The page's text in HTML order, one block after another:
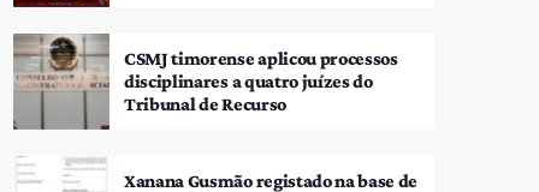
CSMJ timorense aplicou processos
disciplinares a quatro juízes do
Tribunal de Recurso
Xanana Gusmão registado na base de